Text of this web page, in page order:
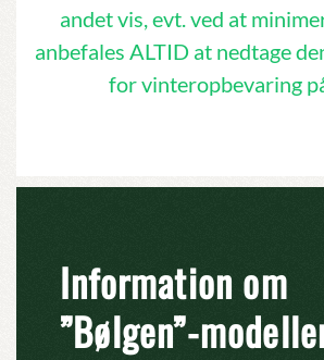
andet vis, evt. ved at
anbefales ALTID at nedtage
for vinteropbevaring
Information om
”Bølgen”-